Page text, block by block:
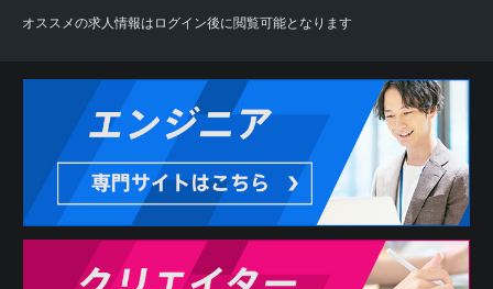
オススメの求人情報はログイン後に閲覧可能となります